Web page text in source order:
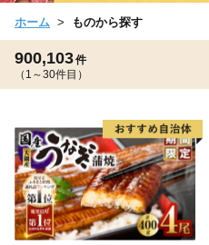
ホーム ものから探す
900,103件
（1～30件目）